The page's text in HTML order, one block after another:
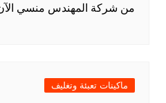
من شركة المهندس منسي الآن
ماكينات تعبئة وتغليف